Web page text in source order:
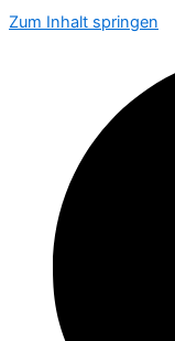
Zum Inhalt springen